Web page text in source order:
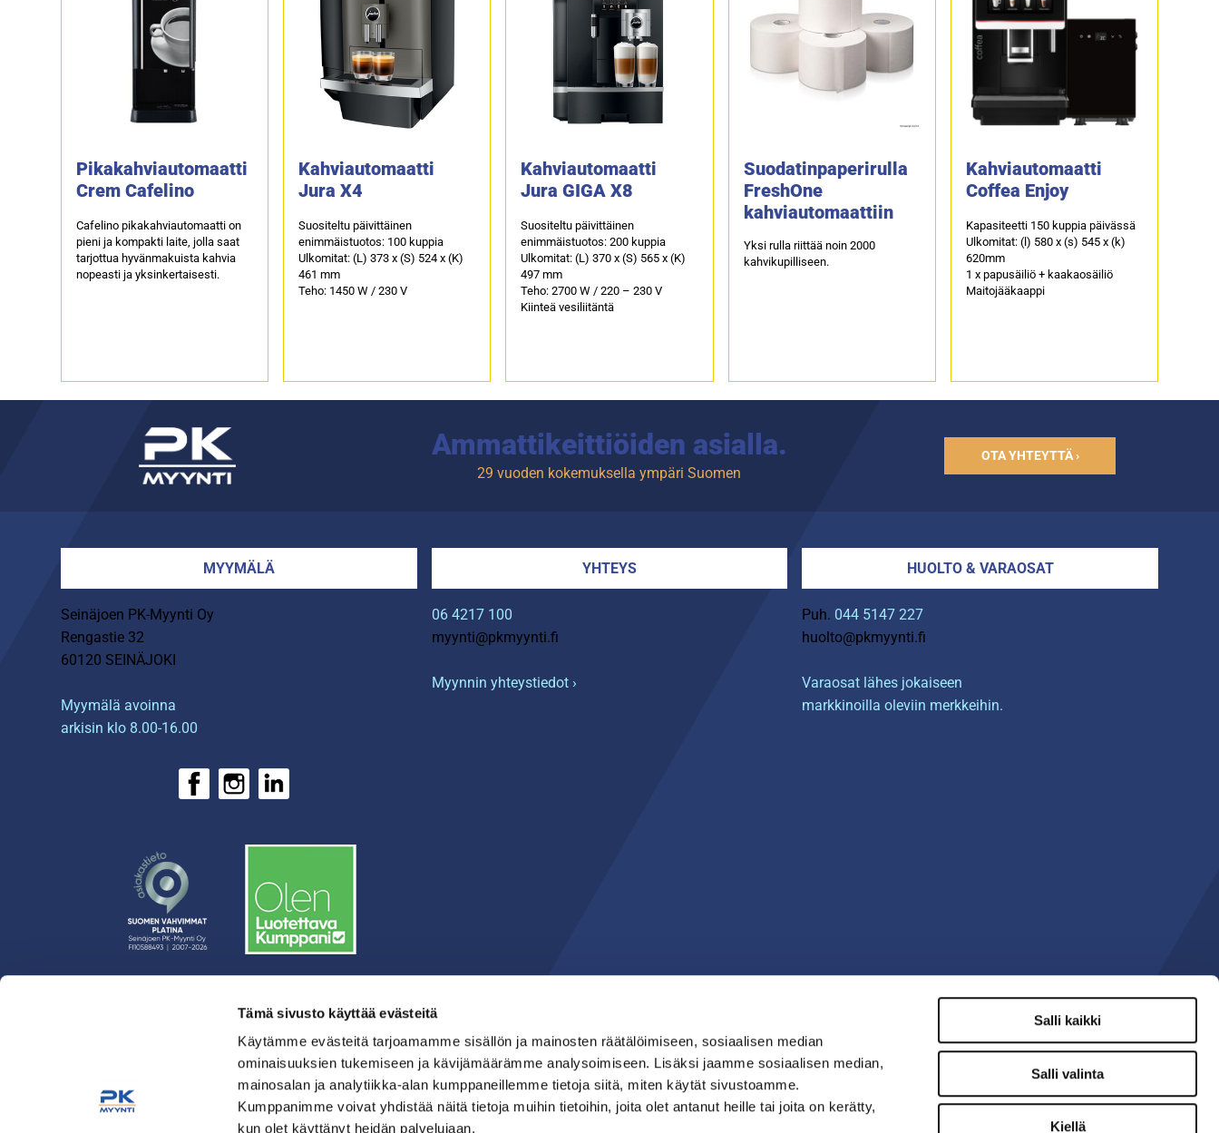
Tämä sivusto käyttää evästeitä
Käytämme evästeitä tarjoamamme sisällön ja mainosten räätälöimiseen, sosiaalisen median
ominaisuuksien tukemiseen ja kävijämäärämme analysoimiseen. Lisäksi jaamme sosiaalisen median,
mainosalan ja analytiikka-alan kumppaneillemme tietoja siitä, miten käytät sivustoamme.
Kumppanimme voivat yhdistää näitä tietoja muihin tietoihin, joita olet antanut heille tai joita on kerätty,
kun olet käyttänyt heidän palvelujaan.
Salli kaikki
Salli valinta
Kiellä
Pikakahviautomaatti
Crem Cafelino
Cafelino pikakahviautomaatti on
pieni ja kompakti laite, jolla saat
tarjottua hyvänmakuista kahvia
nopeasti ja yksinkertaisesti.
Kahviautomaatti
Jura X4
Suositeltu päivittäinen
enimmäistuotos: 100 kuppia
Ulkomitat: (L) 373 x (S) 524 x (K)
461 mm
Teho: 1450 W / 230 V
Kahviautomaatti
Jura GIGA X8
Suositeltu päivittäinen
enimmäistuotos: 200 kuppia
Ulkomitat: (L) 370 x (S) 565 x (K)
497 mm
Teho: 2700 W / 220 – 230 V
Kiinteä vesiliitäntä
Suodatinpaperirulla
FreshOne
kahviautomaattiin
Yksi rulla riittää noin 2000
kahvikupilliseen.
Kahviautomaatti
Coffea Enjoy
Kapasiteetti 150 kuppia päivässä
Ulkomitat: (l) 580 x (s) 545 x (k)
620mm
1 x papusäiliö + kaakaosäiliö
Maitojääkaappi
Ammattikeittiöiden asialla.
29 vuoden kokemuksella ympäri Suomen
OTA YHTEYTTÄ ›
MYYMÄLÄ
Seinäjoen PK-Myynti Oy
Rengastie 32
60120 SEINÄJOKI
Myymälä avoinna
arkisin klo 8.00-16.00
YHTEYS
06 4217 100
myynti@pkmyynti.fi
Myynnin yhteystiedot ›
HUOLTO & VARAOSAT
Puh. 044 5147 227
huolto@pkmyynti.fi
Varaosat lähes jokaiseen
markkinoilla oleviin merkkeihin.
› Yritys
› Yhteystiedot